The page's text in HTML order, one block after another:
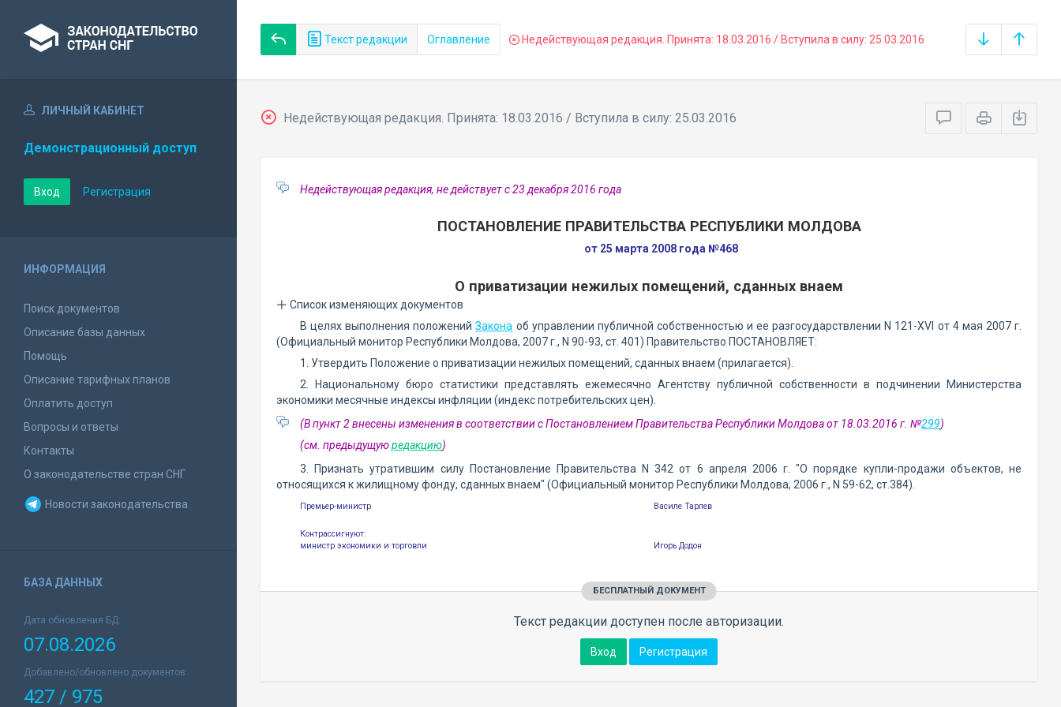
Текст редакции Оглавление Недействующая редакция. Принята: 18.03.2016 / Вступила в силу: 25.03.2016
ЛИЧНЫЙ КАБИНЕТ
Демонстрационный доступ
Вход Регистрация
ИНФОРМАЦИЯ
Поиск документов
Описание базы данных
Помощь
Описание тарифных планов
Оплатить доступ
Вопросы и ответы
Контакты
О законодательстве стран СНГ
Новости законодательства
БАЗА ДАННЫХ
Дата обновления БД:
07.08.2026
Добавлено/обновлено документов:
427 / 975
Недействующая редакция. Принята: 18.03.2016 / Вступила в силу: 25.03.2016
Недействующая редакция, не действует с 23 декабря 2016 года
ПОСТАНОВЛЕНИЕ ПРАВИТЕЛЬСТВА РЕСПУБЛИКИ МОЛДОВА
от 25 марта 2008 года №468
О приватизации нежилых помещений, сданных внаем
Список изменяющих документов
В целях выполнения положенийЗакона об управлении публичной собственностью и ее разгосударствлении N 121-XVI от 4 мая 2007 г.
(Официальный монитор Республики Молдова, 2007 г., N 90-93, ст. 401) Правительство ПОСТАНОВЛЯЕТ:
1. Утвердить Положение о приватизации нежилых помещений, сданных внаем (прилагается).
2. Национальному бюро статистики представлять ежемесячно Агентству публичной собственности в подчинении Министерства
экономики месячные индексы инфляции (индекс потребительских цен).
(В пункт 2 внесены изменения в соответствии с Постановлением Правительства Республики Молдова от 18.03.2016 г. №299)
(см. предыдущуюредакцию)
3. Признать утратившим силу Постановление Правительства N 342 от 6 апреля 2006 г. "О порядке купли-продажи объектов, не
относящихся к жилищному фонду, сданных внаем" (Официальный монитор Республики Молдова, 2006 г., N 59-62, ст.384).
Премьер-министр Василе Тарлев
Контрассигнуют:
министр экономики и торговли
Игорь Додон
БЕСПЛАТНЫЙ ДОКУМЕНТ
Текст редакции доступен после авторизации.
Вход Регистрация